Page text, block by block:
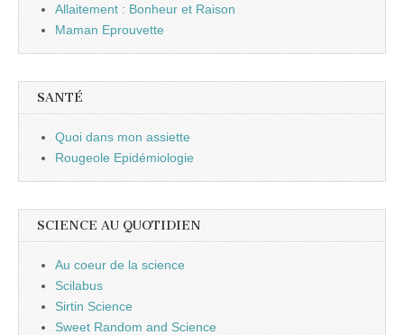
Allaitement : Bonheur et Raison
Maman Eprouvette
SANTÉ
Quoi dans mon assiette
Rougeole Epidémiologie
SCIENCE AU QUOTIDIEN
Au coeur de la science
Scilabus
Sirtin Science
Sweet Random and Science